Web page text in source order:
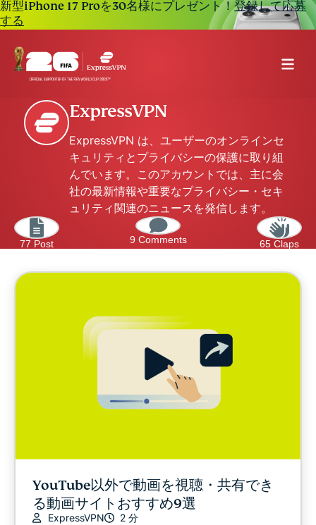
新型iPhone 17 Proを30名様にプレゼント！登録して応募
する
ExpressVPN
ExpressVPN は、ユーザーのオンラインセ
キュリティとプライバシーの保護に取り組
んでいます。このアカウントでは、主に会
社の最新情報や重要なプライバシー・セキ
ュリティ関連のニュースを発信します。
77 Post 9 Comments 65 Claps
YouTube以外で動画を視聴・共有でき
る動画サイトおすすめ9選
ExpressVPN 2 分